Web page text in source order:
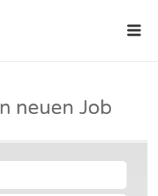
neuen Job